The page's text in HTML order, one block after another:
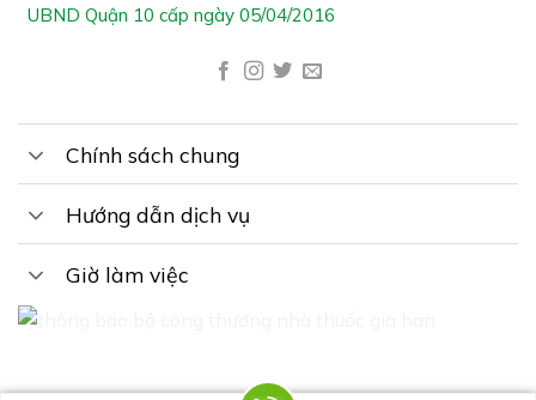
UBND Quận 10 cấp ngày 05/04/2016
Chính sách chung
Hướng dẫn dịch vụ
Giờ làm việc